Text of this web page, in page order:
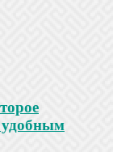
удобным